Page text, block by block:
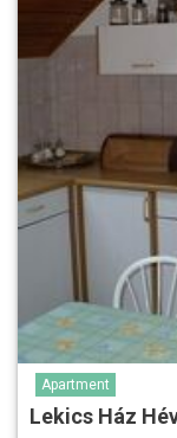
Apartment
Lekics Ház